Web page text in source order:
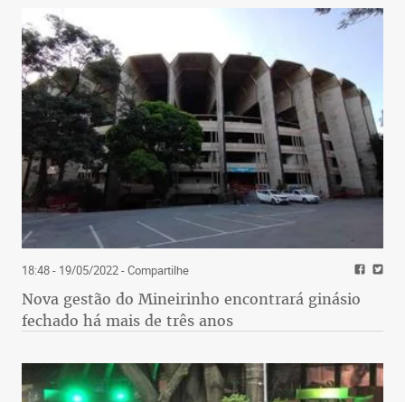
18:48 - 19/05/2022- Compartilhe
Nova gestão do Mineirinho encontrará ginásio
fechado há mais de três anos